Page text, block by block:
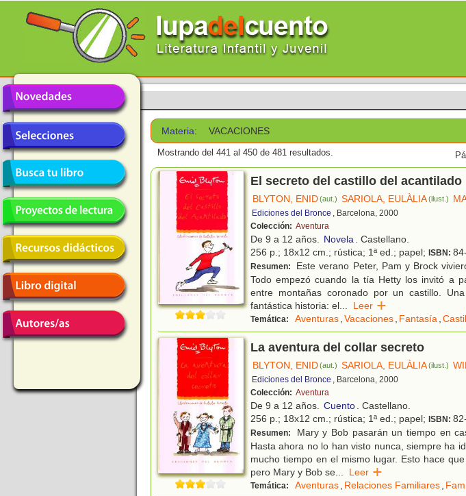
Materia: VACACIONES
Mostrando del 441 al 450 de 481 resultados.
El secreto del castillo del acantilado
BLYTON, ENID(aut.) SARIOLA, EULÀLIA(ilust.)
Ediciones del Bronce , Barcelona, 2000
Colección: Aventura
De 9 a 12 años. Novela. Castellano.
256 p.; 18x12 cm.; rústica; 1ª ed.; papel; ISBN:
Resumen:
Este verano Peter, Pam y Brock
Todo empezó cuando la tía Hetty los invitó a
entre montañas coronado por un castillo.
fantástica historia: el... Leer
Temática: Aventuras,Vacaciones, Fantasía,
La aventura del collar secreto
BLYTON, ENID(aut.) SARIOLA, EULÀLIA(ilust.)
Ediciones del Bronce , Barcelona, 2000
Colección: Aventura
De 9 a 12 años. Cuento. Castellano.
256 p.; 18x12 cm.; rústica; 1ª ed.; papel; ISBN:
Resumen:
Mary y Bob pasarán un tiempo en
Hasta ahora no lo han visto nunca, siempre ha
mucho tiempo en el mismo lugar. Esto hace
pero Mary y Bob se... Leer
Temática: Aventuras, Relaciones Familiares,